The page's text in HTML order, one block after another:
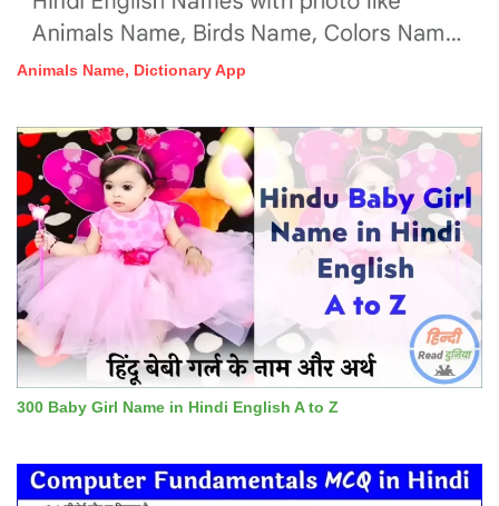
Animals Name, Dictionary App
300 Baby Girl Name in Hindi English A to Z